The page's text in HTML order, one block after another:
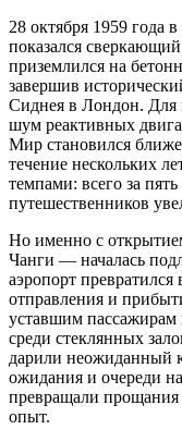
28 октября 1959 года
показался
приземлился на
завершив
Сиднея в Лондон. Для
шум реактивных
Мир становился
течение нескольких
темпами: всего за
путешественников
Но именно с
Чанги — началась
аэропорт
отправления и
уставшим пассажирам
среди стеклянных
дарили неожиданный
ожидания и очереди
превращали
опыт.